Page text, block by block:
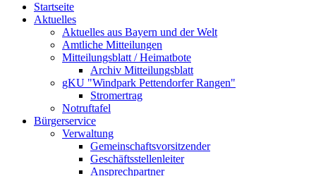
Startseite
Aktuelles
Aktuelles aus Bayern und der Welt
Amtliche Mitteilungen
Mitteilungsblatt / Heimatbote
Archiv Mitteilungsblatt
gKU "Windpark Pettendorfer Rangen"
Stromertrag
Notruftafel
Bürgerservice
Verwaltung
Gemeinschaftsvorsitzender
Geschäftsstellenleiter
Ansprechpartner